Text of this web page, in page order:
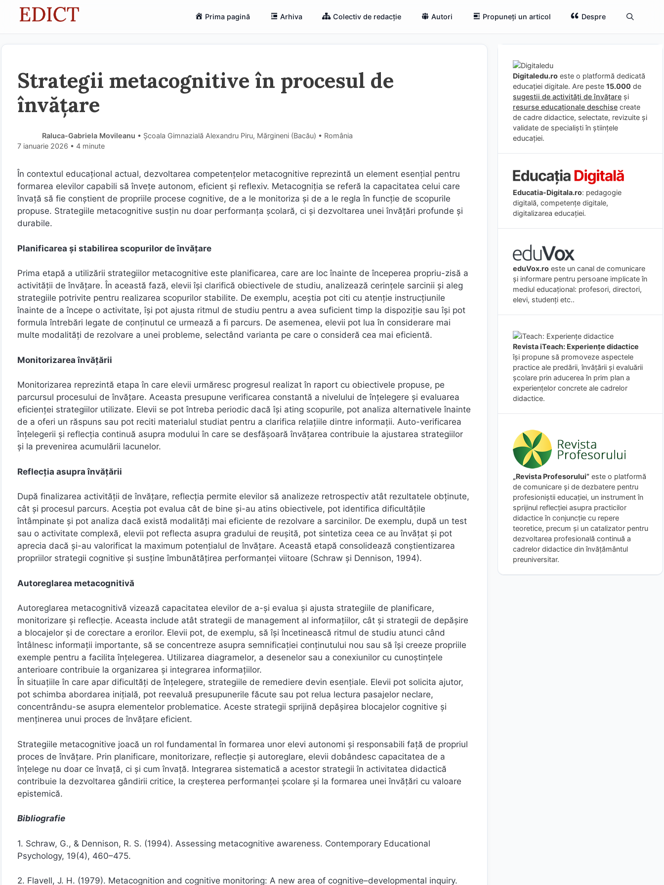
Prima pagină Arhiva Colectiv de redacție Autori Propuneți un articol Despre
Strategii metacognitive în procesul de
învățare
Raluca-Gabriela Movileanu • Școala Gimnazială Alexandru Piru, Mărgineni (Bacău) • România
7 ianuarie 2026 • 4 minute
În contextul educațional actual, dezvoltarea competențelor metacognitive reprezintă un element esențial pentru
formarea elevilor capabili să învețe autonom, eficient și reflexiv. Metacogniția se referă la capacitatea celui care
învață să fie conștient de propriile procese cognitive, de a le monitoriza și de a le regla în funcție de scopurile
propuse. Strategiile metacognitive susțin nu doar performanța școlară, ci și dezvoltarea unei învățări profunde și
durabile.
Planificarea și stabilirea scopurilor de învățare
Prima etapă a utilizării strategiilor metacognitive este planificarea, care are loc înainte de începerea propriu-zisă a
activității de învățare. În această fază, elevii își clarifică obiectivele de studiu, analizează cerințele sarcinii și aleg
strategiile potrivite pentru realizarea scopurilor stabilite. De exemplu, aceștia pot citi cu atenție instrucțiunile
înainte de a începe o activitate, își pot ajusta ritmul de studiu pentru a avea suficient timp la dispoziție sau își pot
formula întrebări legate de conținutul ce urmează a fi parcurs. De asemenea, elevii pot lua în considerare mai
multe modalități de rezolvare a unei probleme, selectând varianta pe care o consideră cea mai eficientă.
Monitorizarea învățării
Monitorizarea reprezintă etapa în care elevii urmăresc progresul realizat în raport cu obiectivele propuse, pe
parcursul procesului de învățare. Aceasta presupune verificarea constantă a nivelului de înțelegere și evaluarea
eficienței strategiilor utilizate. Elevii se pot întreba periodic dacă își ating scopurile, pot analiza alternativele înainte
de a oferi un răspuns sau pot reciti materialul studiat pentru a clarifica relațiile dintre informații. Auto-verificarea
înțelegerii și reflecția continuă asupra modului în care se desfășoară învățarea contribuie la ajustarea strategiilor
și la prevenirea acumulării lacunelor.
Reflecția asupra învățării
După finalizarea activității de învățare, reflecția permite elevilor să analizeze retrospectiv atât rezultatele obținute,
cât și procesul parcurs. Aceștia pot evalua cât de bine și-au atins obiectivele, pot identifica dificultățile
întâmpinate și pot analiza dacă există modalități mai eficiente de rezolvare a sarcinilor. De exemplu, după un test
sau o activitate complexă, elevii pot reflecta asupra gradului de reușită, pot sintetiza ceea ce au învățat și pot
aprecia dacă și-au valorificat la maximum potențialul de învățare. Această etapă consolidează conștientizarea
propriilor strategii cognitive și susține îmbunătățirea performanței viitoare (Schraw și Dennison, 1994).
Autoreglarea metacognitivă
Autoreglarea metacognitivă vizează capacitatea elevilor de a-și evalua și ajusta strategiile de planificare,
monitorizare și reflecție. Aceasta include atât strategii de management al informațiilor, cât și strategii de depășire
a blocajelor și de corectare a erorilor. Elevii pot, de exemplu, să își încetinească ritmul de studiu atunci când
întâlnesc informații importante, să se concentreze asupra semnificației conținutului nou sau să își creeze propriile
exemple pentru a facilita înțelegerea. Utilizarea diagramelor, a desenelor sau a conexiunilor cu cunoștințele
anterioare contribuie la organizarea și integrarea informațiilor.
În situațiile în care apar dificultăți de înțelegere, strategiile de remediere devin esențiale. Elevii pot solicita ajutor,
pot schimba abordarea inițială, pot reevaluă presupunerile făcute sau pot relua lectura pasajelor neclare,
concentrându-se asupra elementelor problematice. Aceste strategii sprijină depășirea blocajelor cognitive și
menținerea unui proces de învățare eficient.
Strategiile metacognitive joacă un rol fundamental în formarea unor elevi autonomi și responsabili față de propriul
proces de învățare. Prin planificare, monitorizare, reflecție și autoreglare, elevii dobândesc capacitatea de a
înțelege nu doar ce învață, ci și cum învață. Integrarea sistematică a acestor strategii în activitatea didactică
contribuie la dezvoltarea gândirii critice, la creșterea performanței școlare și la formarea unei învățări cu valoare
epistemică.
Bibliografie
1. Schraw, G., & Dennison, R. S. (1994). Assessing metacognitive awareness. Contemporary Educational
Psychology, 19(4), 460–475.
2. Flavell, J. H. (1979). Metacognition and cognitive monitoring: A new area of cognitive–developmental inquiry.
Digitaledu.ro este o platformă dedicată
educației digitale. Are peste 15.000 de
sugestii de activități de învățare și
resurse educaționale deschise create
de cadre didactice, selectate, revizuite și
validate de specialiști în științele
educației.
Educatia-Digitala.ro: pedagogie
digitală, competențe digitale,
digitalizarea educației.
eduVox.ro este un canal de comunicare
și informare pentru persoane implicate în
mediul educațional: profesori, directori,
elevi, studenți etc..
Revista iTeach: Experienţe didactice
îşi propune să promoveze aspectele
practice ale predării, învăţării şi evaluării
şcolare prin aducerea în prim plan a
experienţelor concrete ale cadrelor
didactice.
„Revista Profesorului” este o platformă
de comunicare și de dezbatere pentru
profesioniștii educației, un instrument în
sprijinul reflecției asupra practicilor
didactice în conjuncție cu repere
teoretice, precum și un catalizator pentru
dezvoltarea profesională continuă a
cadrelor didactice din învățământul
preuniversitar.